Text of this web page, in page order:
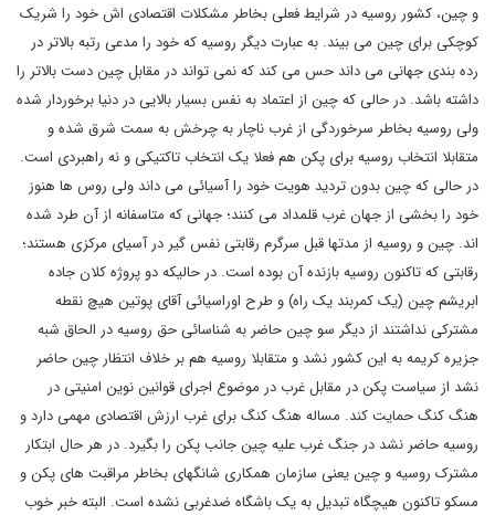
و چین، کشور روسیه در شرایط فعلی بخاطر مشکلات اقتصادی اش خود را شریک
کوچکی برای چین می بیند. به عبارت دیگر روسیه که خود را مدعی رتبه بالاتر در
رده بندی جهانی می داند حس می کند که نمی تواند در مقابل چین دست بالاتر را
داشته باشد. در حالی که چین از اعتماد به نفس بسیار بالایی در دنیا برخوردار شده
ولی روسیه بخاطر سرخوردگی از غرب ناچار به چرخش به سمت شرق شده و
متقابلا انتخاب روسیه برای پکن هم فعلا یک انتخاب تاکتیکی و نه راهبردی است.
در حالی که چین بدون تردید هویت خود را آسیائی می داند ولی روس ها هنوز
خود را بخشی از جهان غرب قلمداد می کنند؛ جهانی که متاسفانه از آن طرد شده
اند. چین و روسیه از مدتها قبل سرگرم رقابتی نفس گیر در آسیای مرکزی هستند؛
رقابتی که تاکنون روسیه بازنده آن بوده است. در حالیکه دو پروژه کلان جاده
ابریشم چین (یک کمربند یک راه) و طرح اوراسیائی آقای پوتین هیچ نقطه
مشترکی نداشتند از دیگر سو چین حاضر به شناسائی حق روسیه در الحاق شبه
جزیره کریمه به این کشور نشد و متقابلا روسیه هم بر خلاف انتظار چین حاضر
نشد از سیاست پکن در مقابل غرب در موضوع اجرای قوانین نوین امنیتی در
هنگ کنگ حمایت کند. مساله هنگ کنگ برای غرب ارزش اقتصادی مهمی دارد و
روسیه حاضر نشد در جنگ غرب علیه چین جانب پکن را بگیرد. در هر حال ابتکار
مشترک روسیه و چین یعنی سازمان همکاری شانگهای بخاطر مراقبت های پکن و
مسکو تاکنون هیچگاه تبدیل به یک باشگاه ضدغربی نشده است. البته خبر خوب